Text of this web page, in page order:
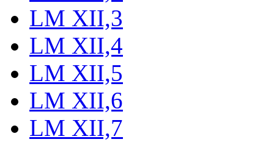
LM XII,3
LM XII,4
LM XII,5
LM XII,6
LM XII,7